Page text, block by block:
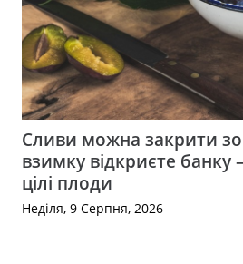
Сливи можна закрити
взимку відкриєте банку
цілі плоди
Неділя, 9 Серпня, 2026